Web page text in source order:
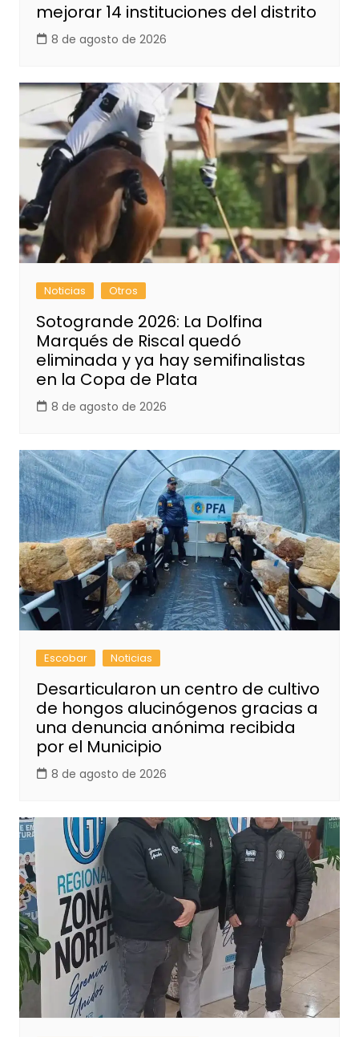
mejorar 14 instituciones del distrito
8 de agosto de 2026
Noticias Otros
Sotogrande 2026: La Dolfina
Marqués de Riscal quedó
eliminada y ya hay semifinalistas
en la Copa de Plata
8 de agosto de 2026
Escobar Noticias
Desarticularon un centro de cultivo
de hongos alucinógenos gracias a
una denuncia anónima recibida
por el Municipio
8 de agosto de 2026